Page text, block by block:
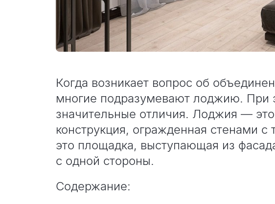
Когда возникает вопрос об
многие подразумевают лоджию. При
значительные отличия. Лоджия —
конструкция, огражденная стенами
это площадка, выступающая из
с одной стороны.
Содержание: